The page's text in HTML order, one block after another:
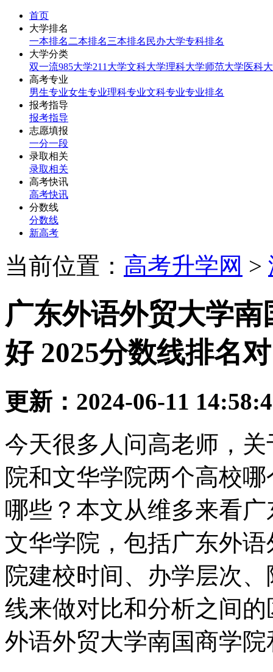
首页
大学排名
一本排名 二本排名三本排名 民办大学专科排名
大学分类
双一流985大学211大学文科大学理科大学师范大学医科
高考专业
男生专业女生专业理科专业文科专业专业排名
报考指导
报考指导
志愿填报
一分一段
录取相关
录取相关
高考快讯
高考快讯
分数线
分数线
新高考
当前位置： 高考升学网 >
广东外语外贸大学
好 2025分数线排名
更新：2024-06-11
今天很多人问高老师，
院和文华学院两个高校
哪些？本文从维多来看
文华学院，包括广东外
院建校时间、办学层次
线来做对比和分析之间
外语外贸大学南国商学